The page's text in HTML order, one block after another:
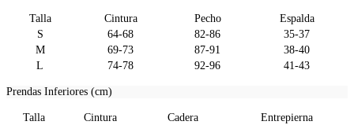
Talla Cintura Pecho
Espalda
S
64-68 82-86
35-37
M
69-73 87-91
38-40
L
74-78 92-96 41-43
Prendas Inferiores (cm)
Talla Cintura Cadera
Entrepierna